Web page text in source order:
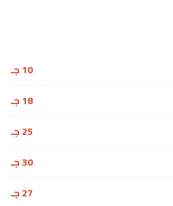
10 جـ
18 جـ
25 جـ
30 جـ
27 جـ